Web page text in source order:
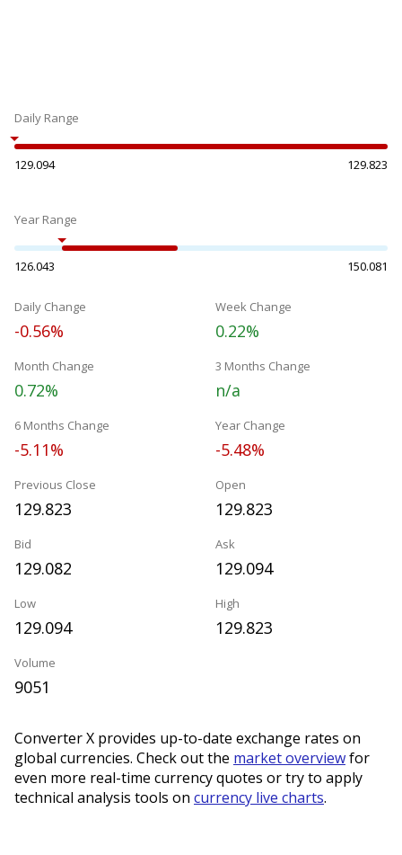
Daily Range
129.094 129.823
Year Range
126.043 150.081
Daily Change
-0.56%
Week Change
0.22%
Month Change
0.72%
3 Months Change
n/a
6 Months Change
-5.11%
Year Change
-5.48%
Previous Close
129.823
Open
129.823
Bid
129.082
Ask
129.094
Low
129.094
High
129.823
Volume
9051
Converter X provides up-to-date exchange rates on
global currencies. Check out the market overviewfor
even more real-time currency quotes or try to apply
technical analysis tools on currency live charts.